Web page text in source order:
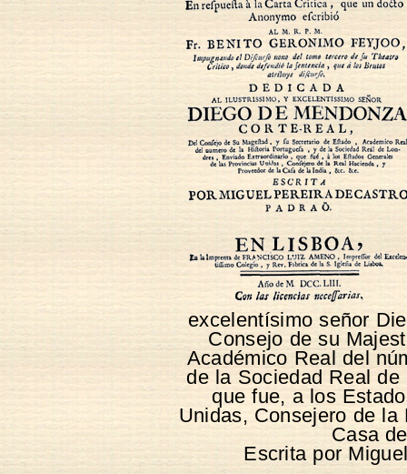
excelentísimo señor
Consejo de su
Académico Real del
de la Sociedad Real
que fue, a los
Unidas, Consejero de
Casa
Escrita por